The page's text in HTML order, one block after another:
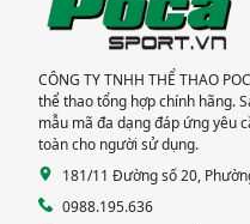
CÔNG TY TNHH THỂ THAO
thể thao tổng hợp chính hãng.
mẫu mã đa dạng đáp ứng yêu
toàn cho người sử dụng.
181/11 Đường số 20,
0988.195.636